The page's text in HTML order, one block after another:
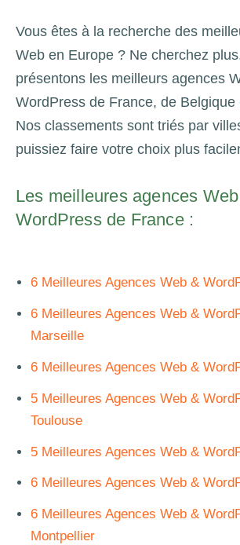
Vous êtes à la recherche des
Web en Europe ? Ne cherchez
présentons les meilleurs agences
WordPress de France, de Belgique
Nos classements sont triés par
puissiez faire votre choix plus
Les meilleures agences
WordPress de France :
6 Meilleures Agences Web &
6 Meilleures Agences Web &
Marseille
6 Meilleures Agences Web &
5 Meilleures Agences Web &
Toulouse
5 Meilleures Agences Web &
6 Meilleures Agences Web &
6 Meilleures Agences Web &
Montpellier